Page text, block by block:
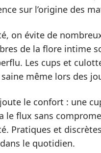
sur l’origine des
on évite de
de la flore intime
Les cups et
même lors des
le confort : une
le flux sans
Pratiques et
le quotidien.